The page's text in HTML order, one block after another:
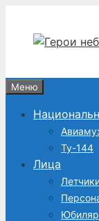
содержимому
Меню
Ту-144
Лица